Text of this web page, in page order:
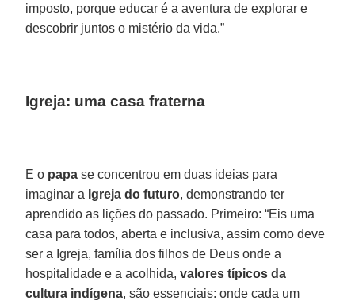
imposto, porque educar é a aventura de explorar e
descobrir juntos o mistério da vida.”
Igreja: uma casa fraterna
E o papa se concentrou em duas ideias para
imaginar a Igreja do futuro, demonstrando ter
aprendido as lições do passado. Primeiro: “Eis uma
casa para todos, aberta e inclusiva, assim como deve
ser a Igreja, família dos filhos de Deus onde a
hospitalidade e a acolhida,valores típicos da
cultura indígena, são essenciais: onde cada um